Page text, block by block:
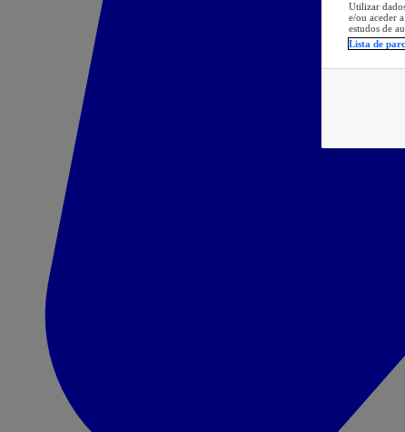
Utilizar
e/ou aceder
estudos de
Lista de